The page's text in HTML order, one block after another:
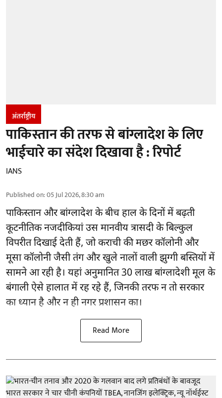
अंतर्राष्ट्रीय
पाकिस्तान की तरफ से बांग्लादेश के लिए
भाईचारे का संदेश दिखावा है : रिपोर्ट
IANS
Published on:05 Jul 2026, 8:30 am
पाकिस्तान और बांग्लादेश के बीच हाल के दिनों में बढ़ती
कूटनीतिक नजदीकियां उस मानवीय त्रासदी के बिल्कुल
विपरीत दिखाई देती हैं, जो कराची की मछर कॉलोनी और
मूसा कॉलोनी जैसी तंग और खुले नालों वाली झुग्गी बस्तियों में
सामने आ रही है। यहां अनुमानित 30 लाख बांग्लादेशी मूल के
बंगाली ऐसे हालात में रह रहे हैं, जिनकी तरफ न तो सरकार
का ध्यान है और न ही नगर प्रशासन का।
Read More